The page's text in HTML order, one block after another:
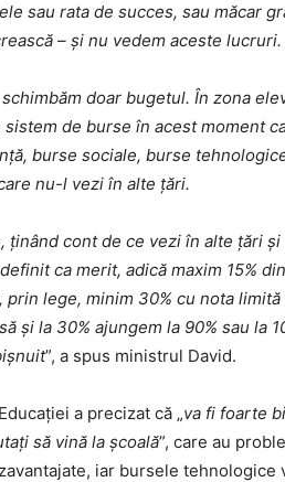
sau rata de succes, sau măcar
– și nu vedem aceste
doar bugetul. În zona
de burse în acest moment
burse sociale, burse
nu-l vezi în alte țări.
ținând cont de ce vezi în alte țări
ca merit, adică maxim 15%
prin lege, minim 30% cu nota
și la 30% ajungem la 90% sau la
”, a spus ministrul David.
a precizat că „va fi foarte
să vină la școală”, care au
iar bursele tehnologice